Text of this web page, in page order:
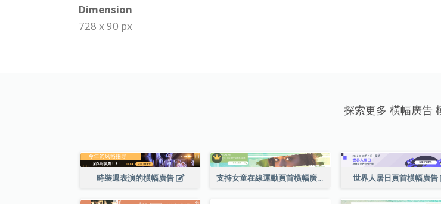
Dimension
728 x 90 px
探索更多 橫幅廣告
時裝週表演的橫幅廣告 支持女童在線運動頁首橫幅廣告 世界人居日頁首橫幅廣告